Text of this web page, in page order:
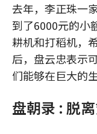
去年，李正珠一
到了6000元的小
耕机和打稻机，
后，盘云忠表示
们能够在巨大的
盘朝录 : 脱